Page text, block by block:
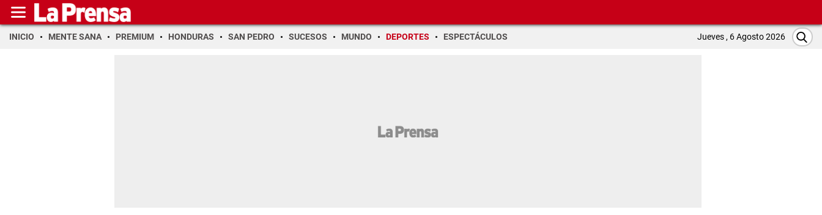
INICIO MENTE SANA PREMIUM HONDURAS SAN PEDRO SUCESOS MUNDO DEPORTES ESPECTÁCULOS Jueves , 6 Agosto 2026